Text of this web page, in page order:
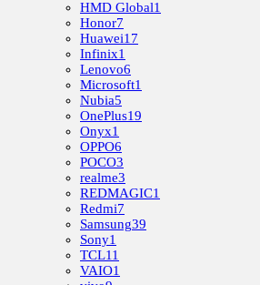
HMD Global1
Honor7
Huawei17
Infinix1
Lenovo6
Microsoft1
Nubia5
OnePlus19
Onyx1
OPPO6
POCO3
realme3
REDMAGIC1
Redmi7
Samsung39
Sony1
TCL11
VAIO1